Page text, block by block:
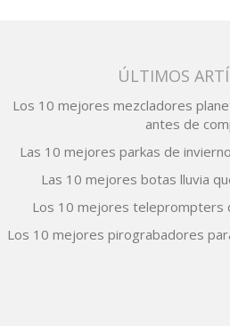
ÚLTIMOS
Los 10 mejores mezcladores
antes de
Las 10 mejores parkas de
Las 10 mejores botas lluvia
Los 10 mejores teleprompters
Los 10 mejores pirograbadores